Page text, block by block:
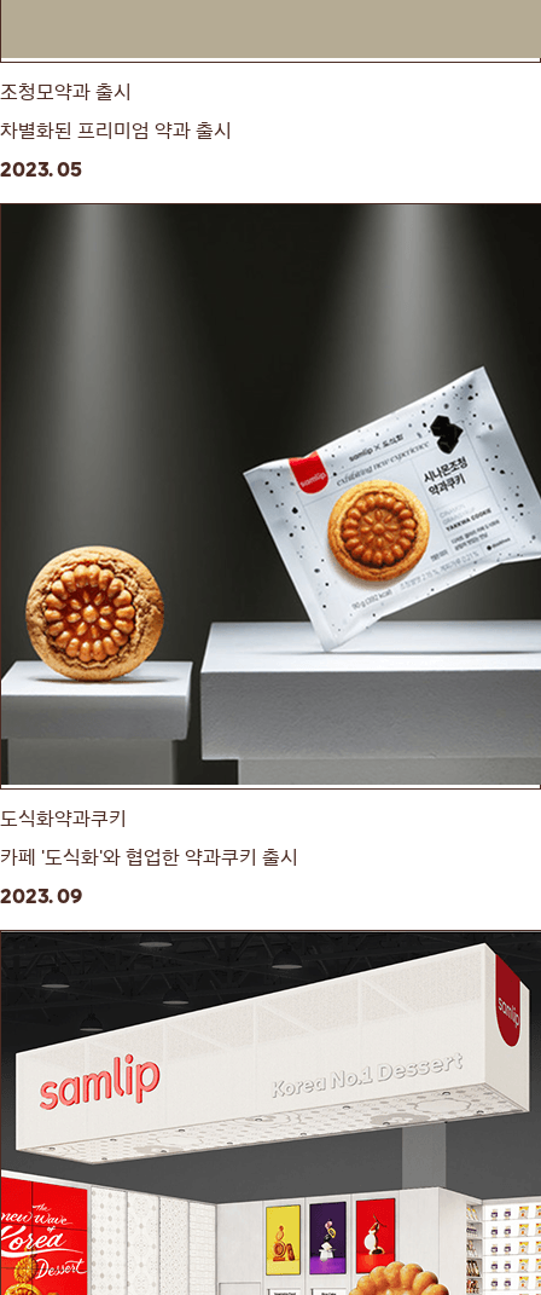
조청모약과 출시
차별화된 프리미엄 약과 출시
2023. 05
도식화약과쿠키
카페 '도식화'와 협업한 약과쿠키 출시
2023. 09